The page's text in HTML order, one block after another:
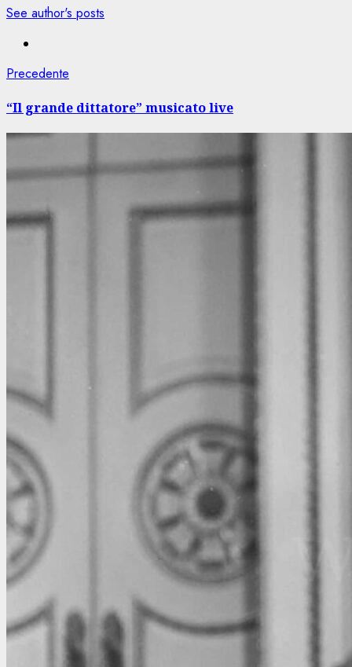
See author's posts
Navigazione
articolo
Precedente
“Il grande dittatore” musicato live